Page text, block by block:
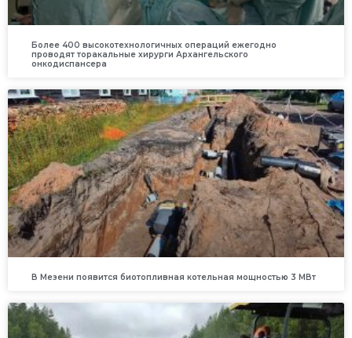
Более 400 высокотехнологичных операций ежегодно
проводят торакальные хирурги Архангельского
онкодиспансера
В Мезени появится биотопливная котельная мощностью 3 МВт